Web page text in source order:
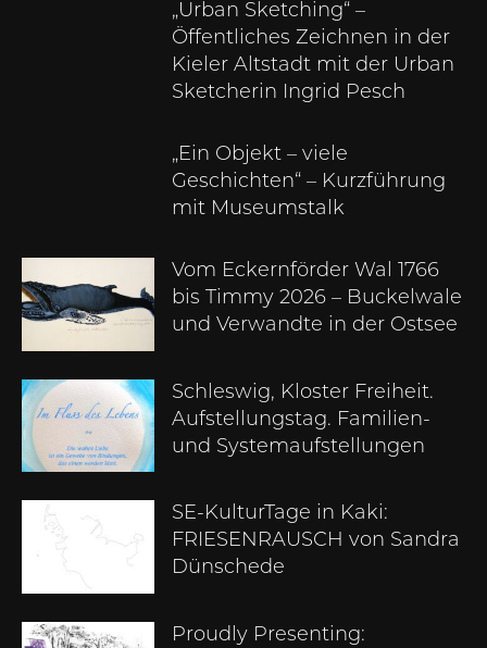
„Urban Sketching“ –
Öffentliches Zeichnen in der
Kieler Altstadt mit der Urban
Sketcherin Ingrid Pesch
„Ein Objekt – viele
Geschichten“ – Kurzführung
mit Museumstalk
Vom Eckernförder Wal 1766
bis Timmy 2026 – Buckelwale
und Verwandte in der Ostsee
Schleswig, Kloster Freiheit.
Aufstellungstag. Familien-
und Systemaufstellungen
SE-KulturTage in Kaki:
FRIESENRAUSCH von Sandra
Dünschede
Proudly Presenting: